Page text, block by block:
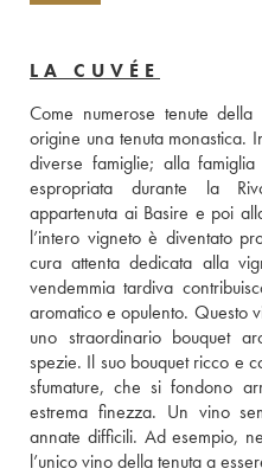
LA CUVÉE
Come numerose tenute
origine una tenuta monastica.
diverse famiglie; alla
espropriata durante la
appartenuta ai Basire e poi
l’intero vigneto è diventato
cura attenta dedicata alla
vendemmia tardiva
aromatico e opulento. Questo
uno straordinario bouquet
spezie. Il suo bouquet ricco e
sfumature, che si fondono
estrema finezza. Un vino
annate difficili. Ad esempio,
l’unico vino della tenuta a